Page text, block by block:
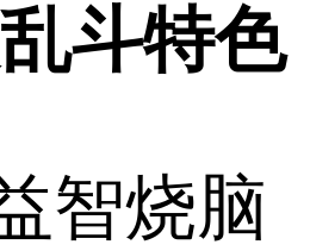
斗特色
智烧脑